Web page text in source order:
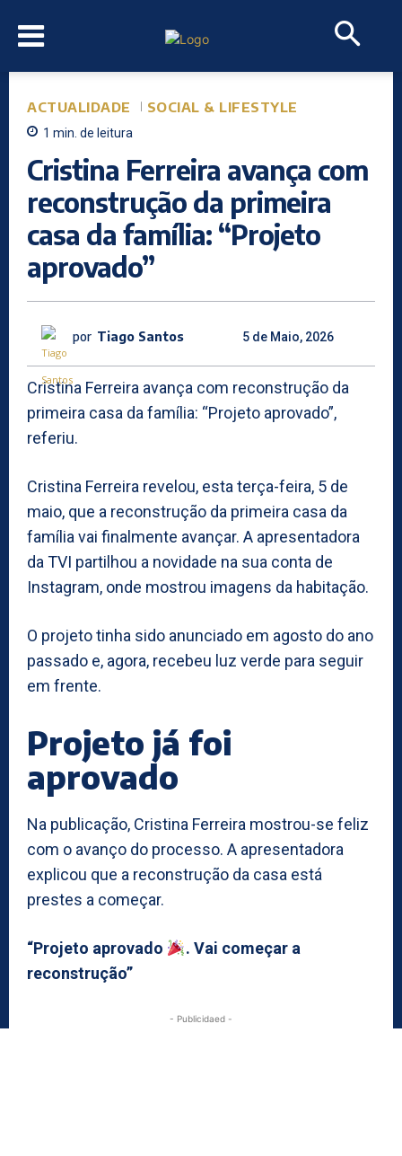
ACTUALIDADE SOCIAL & LIFESTYLE
1 min. de leitura
Cristina Ferreira avança com
reconstrução da primeira
casa da família: “Projeto
aprovado”
por Tiago Santos 5 de Maio, 2026
Cristina Ferreira avança com reconstrução da
primeira casa da família: “Projeto aprovado”,
referiu.
Cristina Ferreira revelou, esta terça-feira, 5 de
maio, que a reconstrução da primeira casa da
família vai finalmente avançar. A apresentadora
da TVI partilhou a novidade na sua conta de
Instagram, onde mostrou imagens da habitação.
O projeto tinha sido anunciado em agosto do ano
passado e, agora, recebeu luz verde para seguir
em frente.
Projeto já foi
aprovado
Na publicação, Cristina Ferreira mostrou-se feliz
com o avanço do processo. A apresentadora
explicou que a reconstrução da casa está
prestes a começar.
“Projeto aprovado
. Vai começar a
reconstrução”
- Publicidaed -